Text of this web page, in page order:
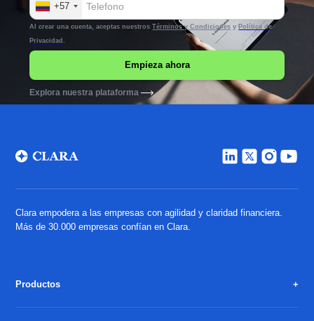
+57
Al crear una cuenta, aceptas nuestrosTérminos y Condiciones y Política de
Privacidad.
Explora nuestra plataforma
Clara empodera a las empresas con agilidad y claridad financiera.
Más de 30.000 empresas confían en Clara.
Productos